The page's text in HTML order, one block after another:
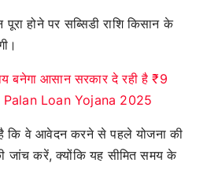
पूरा होने पर सब्सिडी राशि किसान के
बनेगा आसान सरकार दे रही है ₹9
Loan Yojana 2025
है कि वे आवेदन करने से पहले योजना की
जांच करें, क्योंकि यह सीमित समय के